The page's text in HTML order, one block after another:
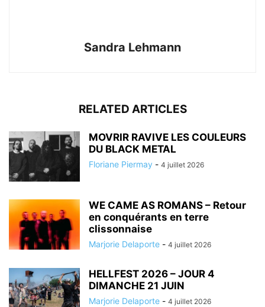
Sandra Lehmann
RELATED ARTICLES
MOVRIR RAVIVE LES COULEURS
DU BLACK METAL
Floriane Piermay - 4 juillet 2026
WE CAME AS ROMANS – Retour
en conquérants en terre
clissonnaise
Marjorie Delaporte - 4 juillet 2026
HELLFEST 2026 – JOUR 4
DIMANCHE 21 JUIN
Marjorie Delaporte - 4 juillet 2026